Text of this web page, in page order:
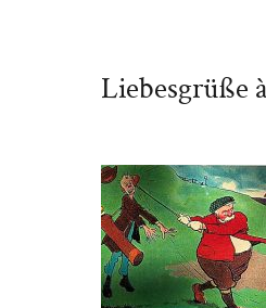
Liebesgrüße